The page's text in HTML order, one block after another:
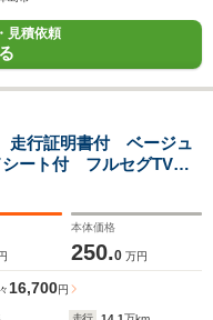
見積依頼
行証明書付 ベージュ
ート付 フルセグTVナ
本体価格
250.0 万円
16,700円